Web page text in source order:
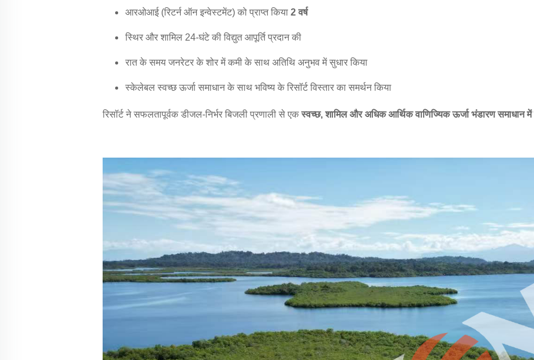
आरओआई (रिटर्न ऑन इन्वेस्टमेंट) को प्राप्त किया 2 वर्ष
स्थिर और शामिल 24-घंटे की विद्युत आपूर्ति प्रदान की
रात के समय जनरेटर के शोर में कमी के साथ अतिथि अनुभव में सुधार किया
स्केलेबल स्वच्छ ऊर्जा समाधान के साथ भविष्य के रिसॉर्ट विस्तार का समर्थन किया
रिसॉर्ट ने सफलतापूर्वक डीजल-निर्भर बिजली प्रणाली से एकस्वच्छ, शामिल और अधिक आर्थिक वाणिज्यिक ऊर्जा भंडारण समाधान में